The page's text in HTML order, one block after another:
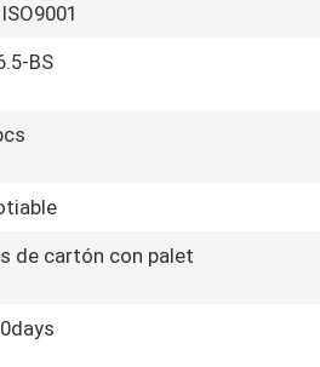
BS
de cartón con palet